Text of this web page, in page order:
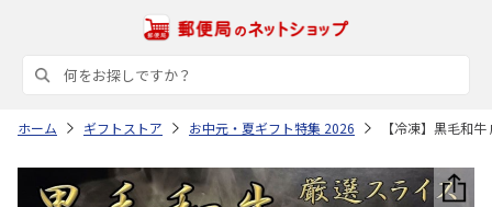
ホーム ギフトストア お中元・夏ギフト特集 2026 【冷凍】黒毛和